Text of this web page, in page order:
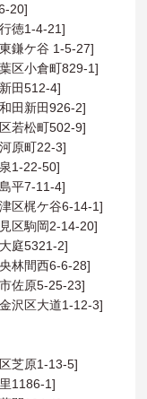
20]
徳1-4-21]
鎌ケ谷 1-5-27]
区小倉町829-1]
田512-4]
田新田926-2]
若松町502-9]
原町22-3]
1-22-50]
平7-11-4]
区梶ケ谷6-14-1]
区駒岡2-14-20]
庭5321-2]
林間西6-6-28]
佐原5-25-23]
沢区大道1-12-3]
芝原1-13-5]
1186-1]